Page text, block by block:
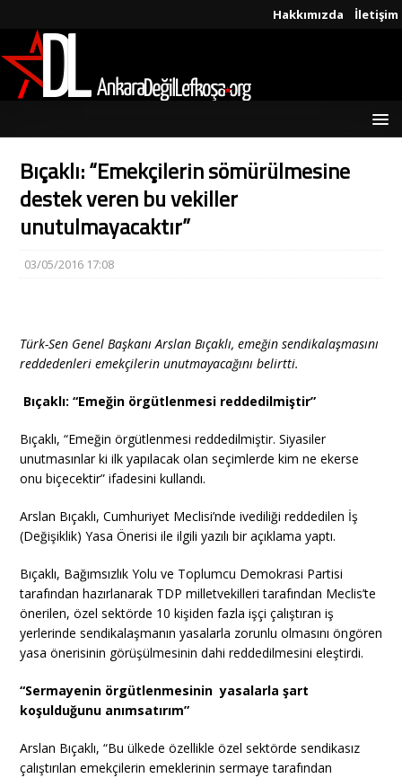
Hakkımızda İletişim
Bıçaklı: “Emekçilerin sömürülmesine
destek veren bu vekiller
unutulmayacaktır”
03/05/2016 17:08
Türk-Sen Genel Başkanı Arslan Bıçaklı, emeğin sendikalaşmasını
reddedenleri emekçilerin unutmayacağını belirtti.
Bıçaklı: “Emeğin örgütlenmesi reddedilmiştir”
Bıçaklı, “Emeğin örgütlenmesi reddedilmiştir. Siyasiler
unutmasınlar ki ilk yapılacak olan seçimlerde kim ne ekerse
onu biçecektir” ifadesini kullandı.
Arslan Bıçaklı, Cumhuriyet Meclisi’nde ivediliği reddedilen İş
(Değişiklik) Yasa Önerisi ile ilgili yazılı bir açıklama yaptı.
Bıçaklı, Bağımsızlık Yolu ve Toplumcu Demokrasi Partisi
tarafından hazırlanarak TDP milletvekilleri tarafından Meclis’te
önerilen, özel sektörde 10 kişiden fazla işçi çalıştıran iş
yerlerinde sendikalaşmanın yasalarla zorunlu olmasını öngören
yasa önerisinin görüşülmesinin dahi reddedilmesini eleştirdi.
“Sermayenin örgütlenmesinin yasalarla şart
koşulduğunu anımsatırım”
Arslan Bıçaklı, “Bu ülkede özellikle özel sektörde sendikasız
çalıştırılan emekçilerin emeklerinin sermaye tarafından